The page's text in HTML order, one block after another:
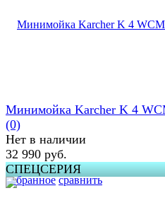
избранное сравнить
Минимойка Karcher K 4
(0)
Нет в наличии
32 990 руб.
СПЕЦСЕРИЯ